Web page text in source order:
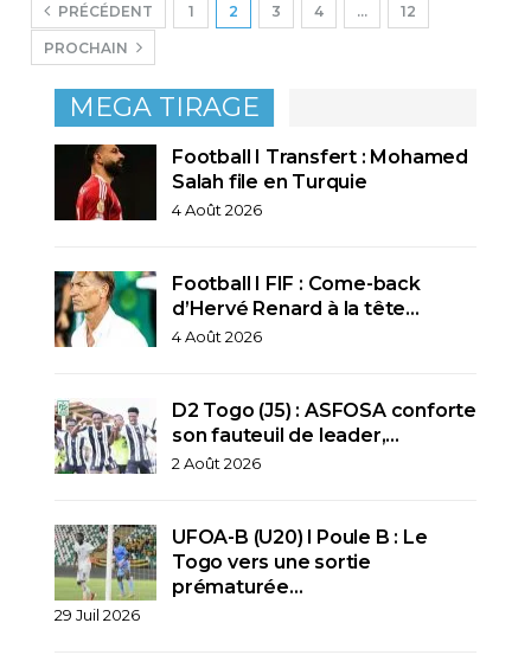
PRÉCÉDENT 1 2 3 4 … 12
PROCHAIN
MEGA TIRAGE
Football I Transfert : Mohamed
Salah file en Turquie
4 Août 2026
Football I FIF : Come-back
d’Hervé Renard à la tête…
4 Août 2026
D2 Togo (J5) : ASFOSA conforte
son fauteuil de leader,…
2 Août 2026
UFOA-B (U20) l Poule B : Le
Togo vers une sortie
prématurée…
29 Juil 2026